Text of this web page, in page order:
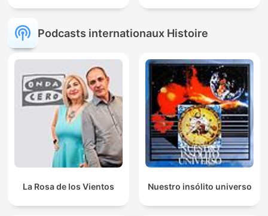
Podcasts internationaux Histoire
La Rosa de los Vientos Nuestro insólito universo